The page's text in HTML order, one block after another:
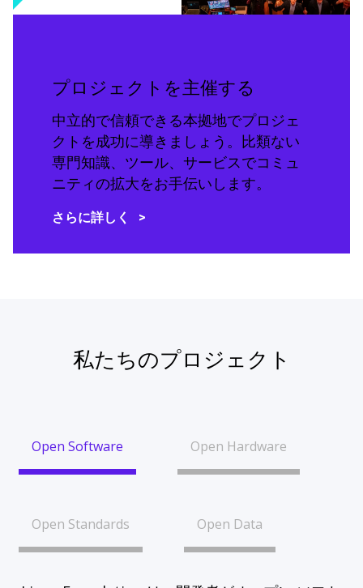
プロジェクトを主催する
中立的で信頼できる本拠地でプロジェ
クトを成功に導きましょう。比類ない
専門知識、ツール、サービスでコミュ
ニティの拡大をお手伝いします。
さらに詳しく
私たちのプロジェクト
Open Software Open Hardware
Open Standards Open Data